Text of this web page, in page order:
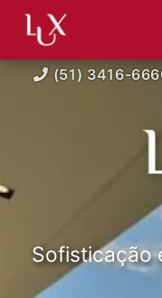
(51) 3416-
Sofisticação